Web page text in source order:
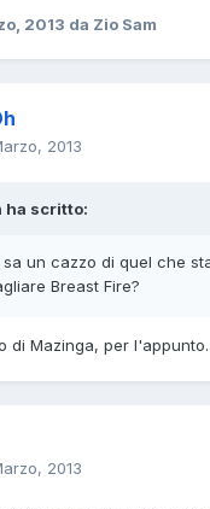
2013 da Zio Sam
2013
ha scritto:
un cazzo di quel che
Breast Fire?
di Mazinga, per l'appunto.
2013